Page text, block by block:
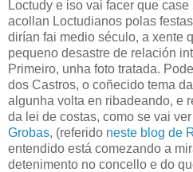
Loctudy e iso vai facer que
acollan Loctudianos polas
dirían fai medio século, a xente
pequeno desastre de relación
Primeiro, unha foto tratada.
dos Castros, o coñecido tema
algunha volta en ribadeando, e
da lei de costas, como se vai
Grobas, (referido neste blog de
entendido está comezando a
detenimento no concello e do